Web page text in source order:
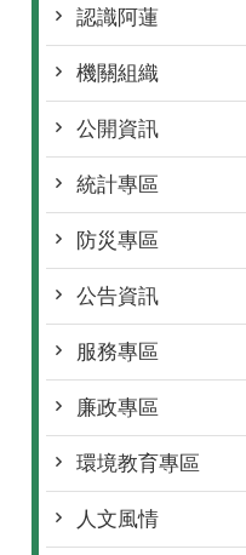
認識阿蓮
機關組織
公開資訊
統計專區
防災專區
公告資訊
服務專區
廉政專區
環境教育專區
人文風情